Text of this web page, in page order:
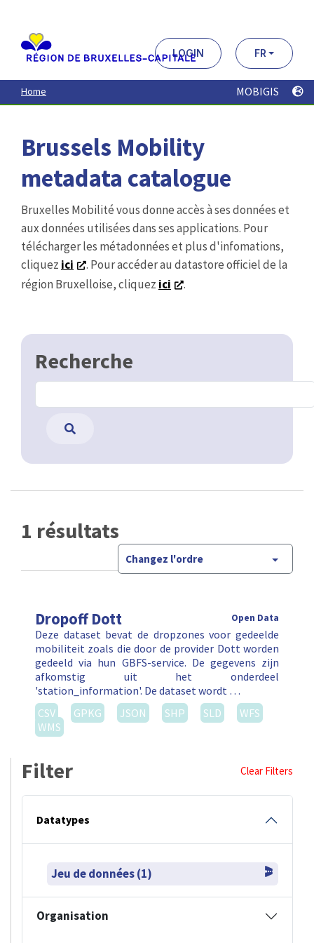
contenu
principal
LOGIN FR
Home MOBIGIS
Brussels Mobility
metadata catalogue
Bruxelles Mobilité vous donne accès à ses données et
aux données utilisées dans ses applications. Pour
télécharger les métadonnées et plus d'infomations,
cliquez ici
. Pour accéder au datastore officiel de la
région Bruxelloise, cliquez ici .
Recherche
1 résultats
Changez l'ordre
Dropoff Dott Open Data
Deze dataset bevat de dropzones voor gedeelde
mobiliteit zoals die door de provider Dott worden
gedeeld via hun GBFS-service. De gegevens zijn
afkomstig uit het onderdeel
'station_information'. De dataset wordt …
CSV
GPKG JSON SHP SLD
WFS
WMS
Filter Clear Filters
Datatypes
Jeu de données (1)
Organisation